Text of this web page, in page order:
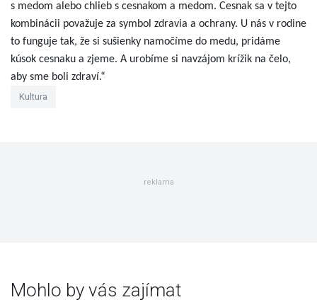
s medom alebo chlieb s cesnakom a medom. Cesnak sa v tejto
kombinácii považuje za symbol zdravia a ochrany. U nás v rodine
to funguje tak, že si sušienky namočíme do medu, pridáme
kúsok cesnaku a zjeme. A urobíme si navzájom krížik na čelo,
aby sme boli zdraví.“
Kultura
reklama
Mohlo by vás zajímat